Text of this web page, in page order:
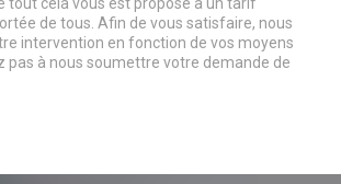
de tous. Afin de vous satisfaire, nous
intervention en fonction de vos moyens
pas à nous soumettre votre demande de